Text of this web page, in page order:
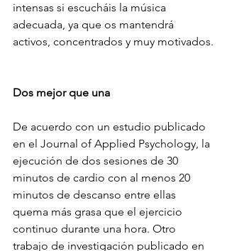
intensas si escucháis la música
adecuada, ya que os mantendrá
activos, concentrados y muy motivados.
Dos mejor que una
De acuerdo con un estudio publicado
en el Journal of Applied Psychology, la
ejecución de dos sesiones de 30
minutos de cardio con al menos 20
minutos de descanso entre ellas
quema más grasa que el ejercicio
continuo durante una hora. Otro
trabajo de investigación publicado en